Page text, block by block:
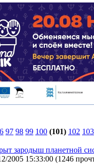
97 98 99 100 (101) 102 103
зародыш планетной
2005 15:33:00 (1246